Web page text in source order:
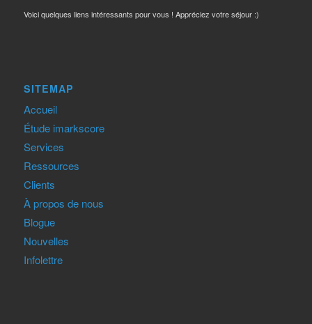
Voici quelques liens intéressants pour vous ! Appréciez votre séjour :)
SITEMAP
Accueil
Étude imarkscore
Services
Ressources
Clients
À propos de nous
Blogue
Nouvelles
Infolettre